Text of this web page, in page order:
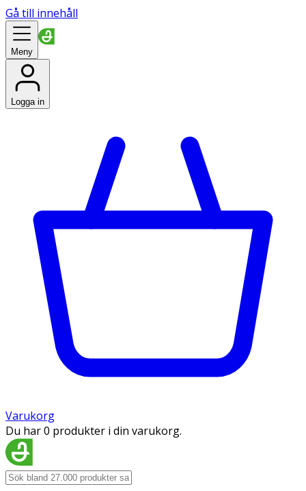
Gå till innehåll
Meny
Logga in
Varukorg
Du har 0 produkter i din varukorg.